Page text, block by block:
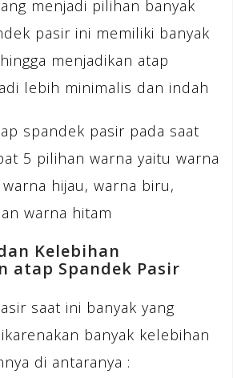
menjadi pilihan banyak
pasir ini memiliki banyak
menjadikan atap
lebih minimalis dan indah
spandek pasir pada saat
5 pilihan warna yaitu warna
hijau, warna biru,
warna hitam
Kelebihan
atap Spandek Pasir
saat ini banyak yang
banyak kelebihan
di antaranya :